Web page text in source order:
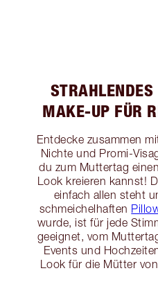
MAKE-UP FÜR
Entdecke zusammen
Nichte und Promi-
du zum Muttertag
Look kreieren kannst!
einfach allen steht
schmeichelhaften
wurde, ist für jede
geeignet, vom
Events und
Look für die Mütter